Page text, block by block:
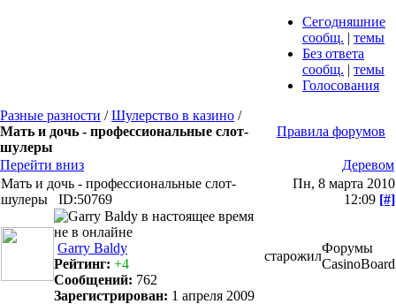
Сегодняшние
сообщ. | темы
Без ответа
сообщ. | темы
Голосования
Разные разности /Шулерство в казино /
Мать и дочь - профессиональные слот-
шулеры
Правила форумов
Перейти вниз
Деревом
Мать и дочь - профессиональные слот-
шулеры
ID:50769
Пн, 8 марта 2010
12:09 [#]
Garry Baldy
Рейтинг: +4
Сообщений: 762
Зарегистрирован: 1 апреля 2009
старожил
Форумы
CasinoBoard